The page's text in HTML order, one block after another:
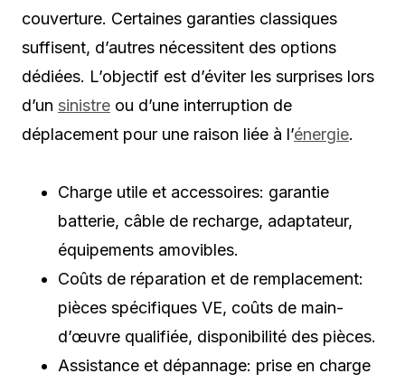
couverture. Certaines garanties classiques
suffisent, d’autres nécessitent des options
dédiées. L’objectif est d’éviter les surprises lors
d’un sinistre ou d’une interruption de
déplacement pour une raison liée à l’énergie.
Charge utile et accessoires: garantie
batterie, câble de recharge, adaptateur,
équipements amovibles.
Coûts de réparation et de remplacement:
pièces spécifiques VE, coûts de main-
d’œuvre qualifiée, disponibilité des pièces.
Assistance et dépannage: prise en charge